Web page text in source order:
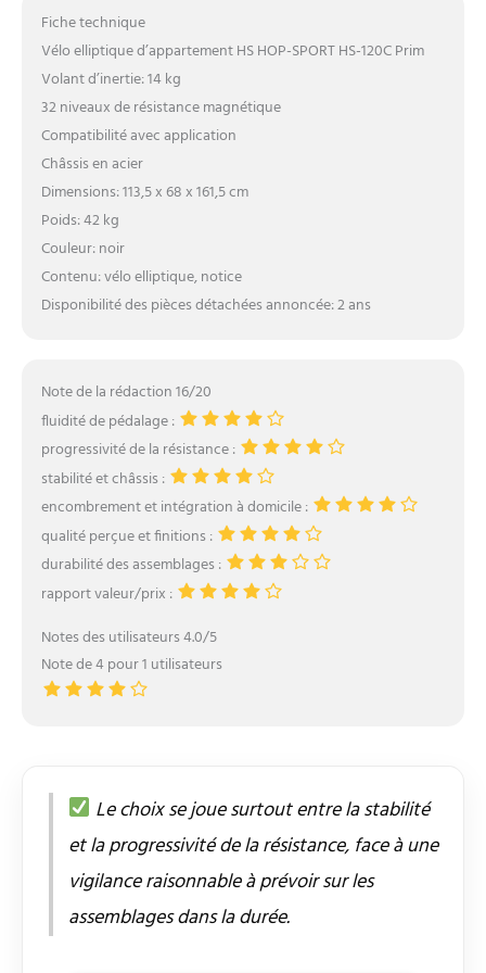
Fiche technique
Vélo elliptique d’appartement HS HOP-SPORT HS-120C Prim
Volant d’inertie: 14 kg
32 niveaux de résistance magnétique
Compatibilité avec application
Châssis en acier
Dimensions: 113,5 x 68 x 161,5 cm
Poids: 42 kg
Couleur: noir
Contenu: vélo elliptique, notice
Disponibilité des pièces détachées annoncée: 2 ans
Note de la rédaction 16/20
fluidité de pédalage :
progressivité de la résistance :
stabilité et châssis :
encombrement et intégration à domicile :
qualité perçue et finitions :
durabilité des assemblages :
rapport valeur/prix :
Notes des utilisateurs 4.0/5
Note de 4 pour 1 utilisateurs
Le choix se joue surtout entre la stabilité
et la progressivité de la résistance, face à une
vigilance raisonnable à prévoir sur les
assemblages dans la durée.